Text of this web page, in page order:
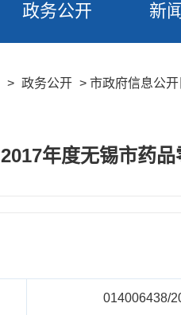
政务公开 新
> 政务公开 > 市政府信息公
2017年度无锡市药
014006438/